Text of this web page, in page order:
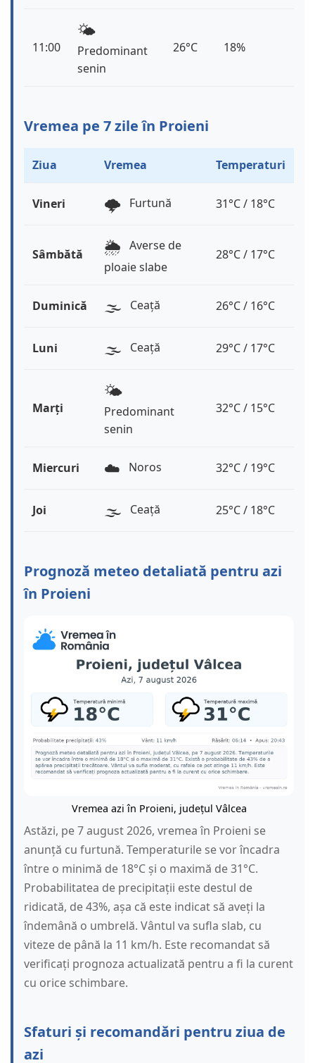
11:00
🌤️
Predominant
senin
26°C 18%
Vremea pe 7 zile în Proieni
Ziua Vremea Temperaturi
Vineri 🌩️ Furtună 31°C / 18°C
Sâmbătă 🌦️ Averse de
ploaie slabe
28°C / 17°C
Duminică 🌫️ Ceață 26°C / 16°C
Luni 🌫️ Ceață 29°C / 17°C
Marți
🌤️
Predominant
senin
32°C / 15°C
Miercuri ☁️ Noros 32°C / 19°C
Joi 🌫️ Ceață 25°C / 18°C
Prognoză meteo detaliată pentru azi
în Proieni
Vremea azi în Proieni, județul Vâlcea
Astăzi, pe 7 august 2026, vremea în Proieni se
anunță cu furtună. Temperaturile se vor încadra
între o minimă de 18°C și o maximă de 31°C.
Probabilitatea de precipitații este destul de
ridicată, de 43%, așa că este indicat să aveți la
îndemână o umbrelă. Vântul va sufla slab, cu
viteze de până la 11 km/h. Este recomandat să
verificați prognoza actualizată pentru a fi la curent
cu orice schimbare.
Sfaturi și recomandări pentru ziua de
azi